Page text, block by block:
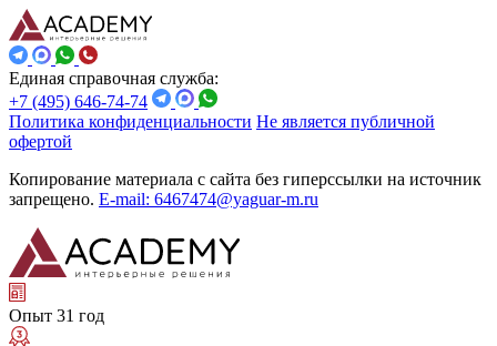
Единая справочная служба:
+7 (495) 646-74-74
Политика конфиденциальности Не является публичной
офертой
Копирование материала с сайта без гиперссылки на источник
запрещено. E-mail: 6467474@yaguar-m.ru
Опыт 31 год